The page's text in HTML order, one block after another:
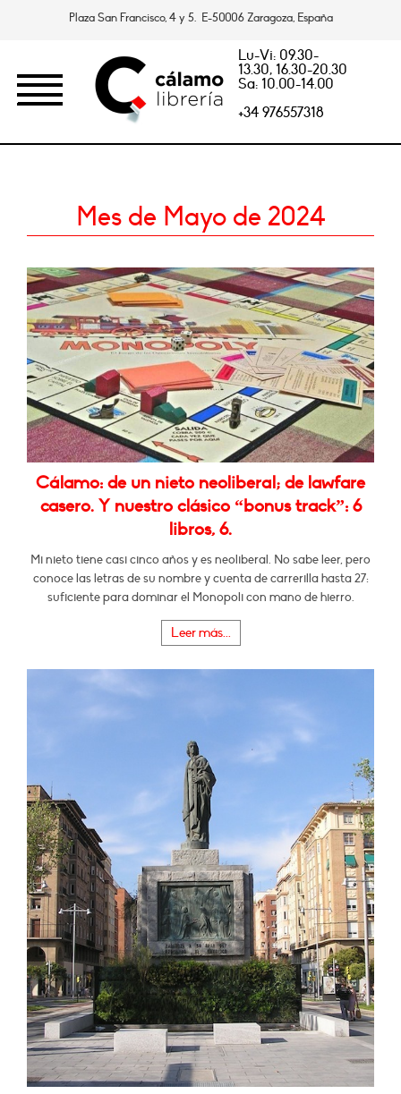
Plaza San Francisco, 4 y 5. E-50006 Zaragoza, España
Lu-Vi: 09.30-
13.30, 16.30-20.30
Sa: 10.00-14.00
+34 976557318
Mes de Mayo de 2024
Cálamo: de un nieto neoliberal; de lawfare
casero. Y nuestro clásico “bonus track”: 6
libros, 6.
Mi nieto tiene casi cinco años y es neoliberal. No sabe leer, pero
conoce las letras de su nombre y cuenta de carrerilla hasta 27:
suficiente para dominar el Monopoli con mano de hierro.
Leer más...